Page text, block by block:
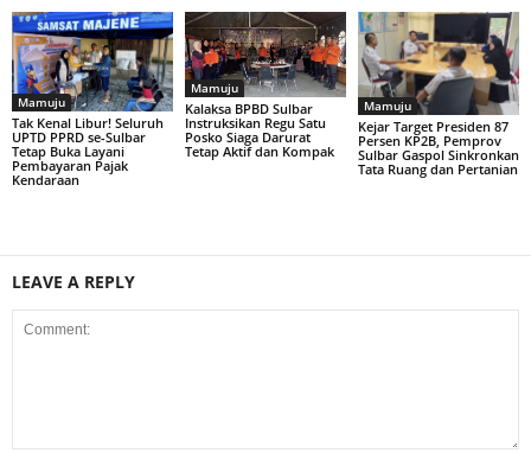
Mamuju
Tak Kenal Libur! Seluruh
UPTD PPRD se-Sulbar
Tetap Buka Layani
Pembayaran Pajak
Kendaraan
Mamuju
Kalaksa BPBD Sulbar
Instruksikan Regu Satu
Posko Siaga Darurat
Tetap Aktif dan Kompak
Mamuju
Kejar Target Presiden 87
Persen KP2B, Pemprov
Sulbar Gaspol Sinkronkan
Tata Ruang dan Pertanian
LEAVE A REPLY